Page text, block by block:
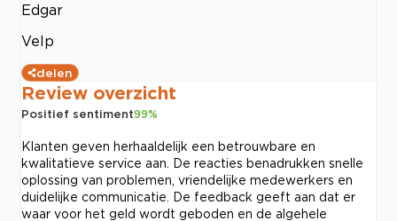
Edgar
Velp
delen
Review overzicht
Positief sentiment99%
Klanten geven herhaaldelijk een betrouwbare en
kwalitatieve service aan. De reacties benadrukken snelle
oplossing van problemen, vriendelijke medewerkers en
duidelijke communicatie. De feedback geeft aan dat er
waar voor het geld wordt geboden en de algehele